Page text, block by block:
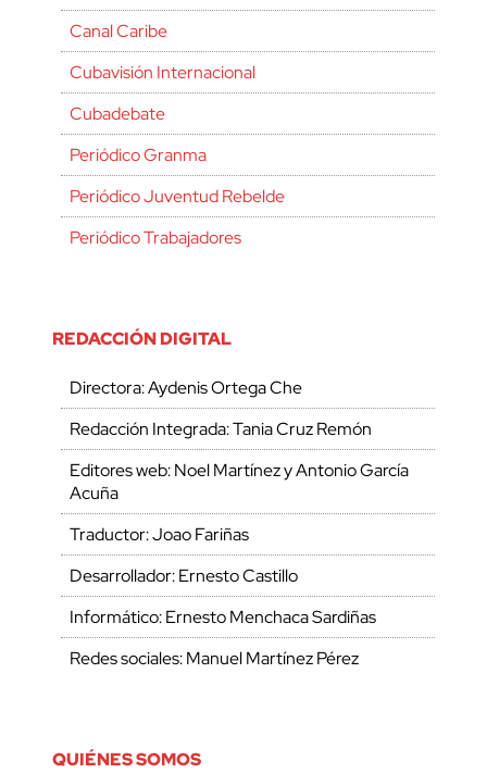
Canal Caribe
Cubavisión Internacional
Cubadebate
Periódico Granma
Periódico Juventud Rebelde
Periódico Trabajadores
REDACCIÓN DIGITAL
Directora: Aydenis Ortega Che
Redacción Integrada: Tania Cruz Remón
Editores web: Noel Martínez y Antonio García
Acuña
Traductor: Joao Fariñas
Desarrollador: Ernesto Castillo
Informático: Ernesto Menchaca Sardiñas
Redes sociales: Manuel Martínez Pérez
QUIÉNES SOMOS